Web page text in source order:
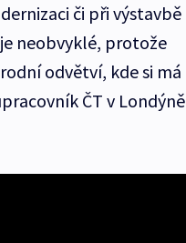
či při výstavbě
neobvyklé, protože
odvětví, kde si má
ČT v Londýně